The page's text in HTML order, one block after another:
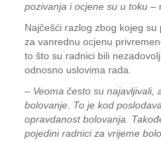
pozivanja i ocjene su u toku –
Najčešći razlog zbog kojeg
za vanrednu ocjenu
to što su radnici bili
odnosno uslovima rada.
– Veoma često su najavljivali,
bolovanje. To je kod
opravdanost bolovanja.
pojedini radnici za vrijeme